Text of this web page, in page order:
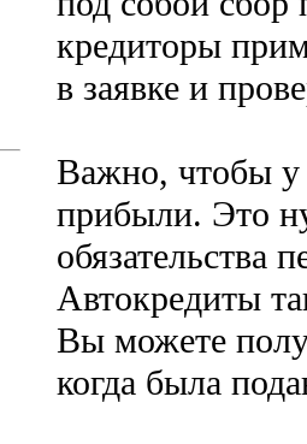
кредиторы
в заявке и
Важно, чтобы у
прибыли. Это
обязательства
Автокредиты
Вы можете
когда была